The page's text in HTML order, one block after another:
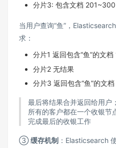
分片3: 包含文档 201~300
当用户查询“鱼”，
求：
分片1 返回包含“鱼”的文档
分片2 无结果
分片3 返回包含“鱼”的文
最后将结果合并返回给用户
所有的客户都在一个收银节
完成最后的收银工作
③缓存机制 ：Elasticsearch